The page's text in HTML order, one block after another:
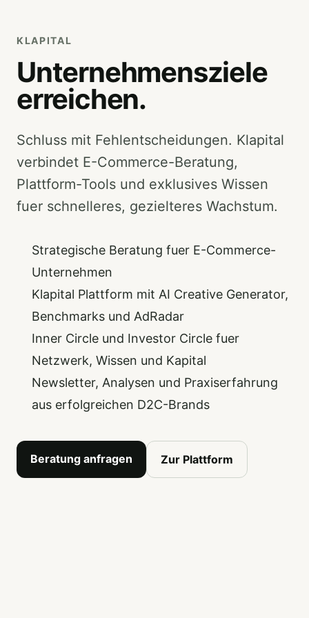
KLAPITAL
Unternehmensziele
erreichen.
Schluss mit Fehlentscheidungen. Klapital
verbindet E-Commerce-Beratung,
Plattform-Tools und exklusives Wissen
fuer schnelleres, gezielteres Wachstum.
Strategische Beratung fuer E-Commerce-
Unternehmen
Klapital Plattform mit AI Creative Generator,
Benchmarks und AdRadar
Inner Circle und Investor Circle fuer
Netzwerk, Wissen und Kapital
Newsletter, Analysen und Praxiserfahrung
aus erfolgreichen D2C-Brands
Beratung anfragen Zur Plattform